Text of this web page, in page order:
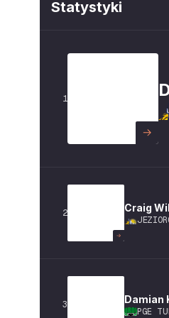
Statystyki
1
2 Craig
3 Damian
PGE